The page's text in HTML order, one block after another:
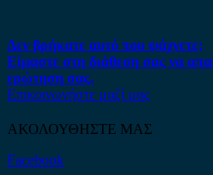
Δεν βρήκατε αυτό που ψάχνετε;
Είμαστε στη διάθεση σας να
ερώτηση σας.
Επικοινωνήστε μαζί μας
ΑΚΟΛΟΥΘΗΣΤΕ ΜΑΣ
Facebook